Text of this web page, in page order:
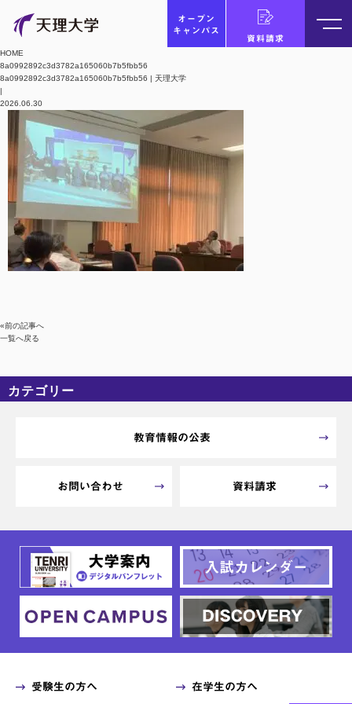
オープン
キャンパス
資料請求
HOME
8a0992892c3d3782a165060b7b5fbb56
8a0992892c3d3782a165060b7b5fbb56 | 天理大学
|
2026.06.30
«前の記事へ
一覧へ戻る
カテゴリー
教育情報の公表
お問い合わせ 資料請求
受験生の方へ 在学生の方へ